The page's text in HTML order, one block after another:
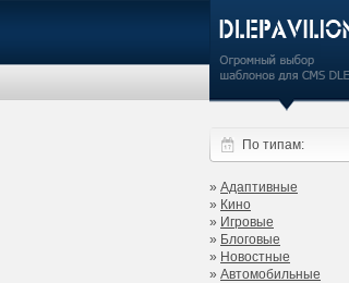
По типам:
» Адаптивные
» Кино
» Игровые
» Блоговые
» Новостные
» Автомобильные